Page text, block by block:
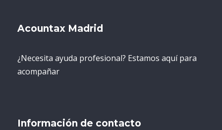
Acountax Madrid
¿Necesita ayuda profesional? Estamos aquí para
acompañar
Información de contacto